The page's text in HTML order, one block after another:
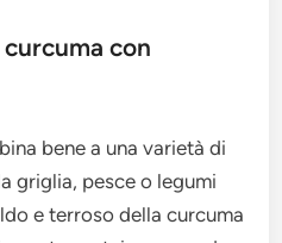
con
bene a una varietà di
griglia, pesce o legumi
e terroso della curcuma